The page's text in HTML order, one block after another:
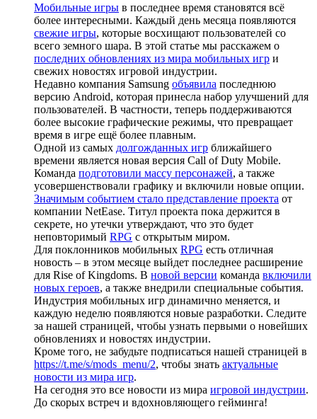
Мобильные игры в последнее время становятся всё
более интересными. Каждый день месяца появляются
свежие игры, которые восхищают пользователей со
всего земного шара. В этой статье мы расскажем о
последних обновлениях из мира мобильных игр и
свежих новостях игровой индустрии.
Недавно компания Samsung объявила последнюю
версию Android, которая принесла набор улучшений для
пользователей. В частности, теперь поддерживаются
более высокие графические режимы, что превращает
время в игре ещё более плавным.
Одной из самых долгожданных игр ближайшего
времени является новая версия Call of Duty Mobile.
Команда подготовили массу персонажей, а также
усовершенствовали графику и включили новые опции.
Значимым событием стало представление проекта от
компании NetEase. Титул проекта пока держится в
секрете, но утечки утверждают, что это будет
неповторимый RPG с открытым миром.
Для поклонников мобильных RPG есть отличная
новость – в этом месяце выйдет последнее расширение
для Rise of Kingdoms. В новой версии команда включили
новых героев, а также внедрили специальные события.
Индустрия мобильных игр динамично меняется, и
каждую неделю появляются новые разработки. Следите
за нашей страницей, чтобы узнать первыми о новейших
обновлениях и новостях индустрии.
Кроме того, не забудьте подписаться нашей страницей в
https://t.me/s/mods_menu/2, чтобы знать актуальные
новости из мира игр.
На сегодня это все новости из мира игровой индустрии.
До скорых встреч и вдохновляющего гейминга!